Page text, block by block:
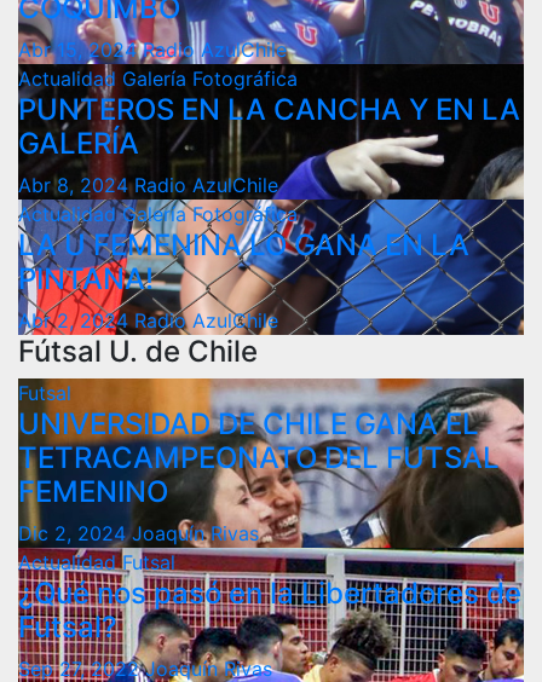
COQUIMBO
Abr 15, 2024Radio AzulChile
Actualidad Galería Fotográfica
PUNTEROS EN LA CANCHA Y EN LA
GALERÍA
Abr 8, 2024Radio AzulChile
ActualidadGalería Fotográfica
LA U FEMENINA LO GANA EN LA
PINTANA!
Abr 2, 2024 Radio AzulChile
Fútsal U. de Chile
Futsal
UNIVERSIDAD DE CHILE GANA EL
TETRACAMPEONATO DEL FUTSAL
FEMENINO
Dic 2, 2024Joaquín Rivas
ActualidadFutsal
¿Qué nos pasó en la Libertadores de
Futsal?
Sep 27, 2022Joaquín Rivas